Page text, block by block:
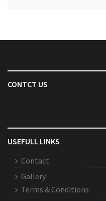
CONTCT US
USEFULL LINKS
Contact
Gallery
Terms & Conditions